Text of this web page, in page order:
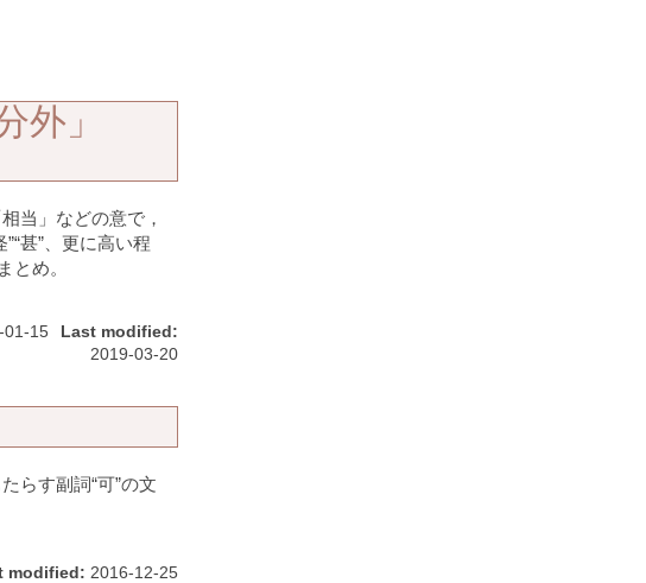
外」
当」などの意で，
”“甚”、更に高い程
とめ。
01-15
Last modified:
2019-03-20
らす副詞“可”の文
modified: 2016-12-25